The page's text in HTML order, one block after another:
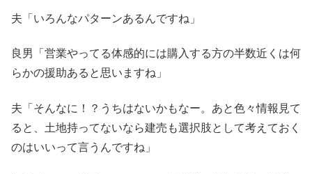
夫「いろんなパターンあるんですね」
良男「営業やってる体感的には購入する方の半数近くは何
らかの援助あると思いますね」
夫「そんなに！？うちはないかもなー。あと色々情報見て
ると、土地持ってないなら建売も選択肢として考えておく
のはいいって言うんですね」